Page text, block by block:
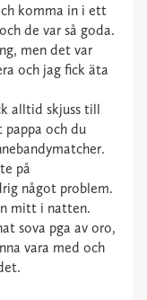
komma in i ett
de var så goda.
men det var
och jag fick äta
alltid skjuss till
och du
på
något problem.
mitt i natten.
sova pga av oro,
vara med och